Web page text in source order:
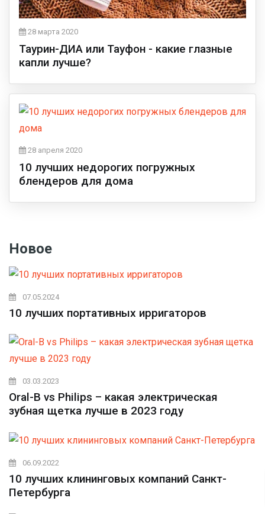
28 марта 2020
Таурин-ДИА или Тауфон - какие глазные
капли лучше?
28 апреля 2020
10 лучших недорогих погружных
блендеров для дома
Новое
07.05.2024
10 лучших портативных ирригаторов
03.03.2023
Oral-B vs Philips – какая электрическая
зубная щетка лучше в 2023 году
06.09.2022
10 лучших клининговых компаний Санкт-
Петербурга